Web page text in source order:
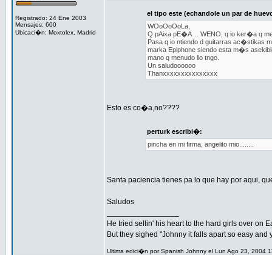
Registrado: 24 Ene 2003
Mensajes: 600
Ubicaci�n: Moxtolex, Madrid
el tipo este (echandole un par de
WOoOoOoLa,
Q pAixa pE�A ... WENO, q io ker�a q
Pasa q io ntiendo d guitarras ac�stikas
marka Epiphone siendo esta m�s
mano q menudo lio tngo.
Un saludoooooo
Thanxxxxxxxxxxxxxxx
Esto es co�a,no????
perturk escribi�:
pincha en mi firma, angelito mio........
Santa paciencia tienes pa lo que hay por aqui,
Saludos
He tried sellin' his heart to the hard girls over on
But they sighed "Johnny it falls apart so easy
Ultima edici�n por Spanish Johnny el Lun Ago 23, 2004